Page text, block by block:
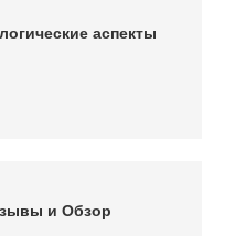
аспекты
и Обзор